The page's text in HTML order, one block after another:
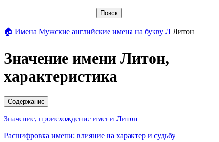
Поиск
🏠 Имена Мужские английские имена на букву Л Литон
Значение имени Литон,
характеристика
Содержание
Значение, происхождение имени Литон
Расшифровка имени: влияние на характер и судьбу